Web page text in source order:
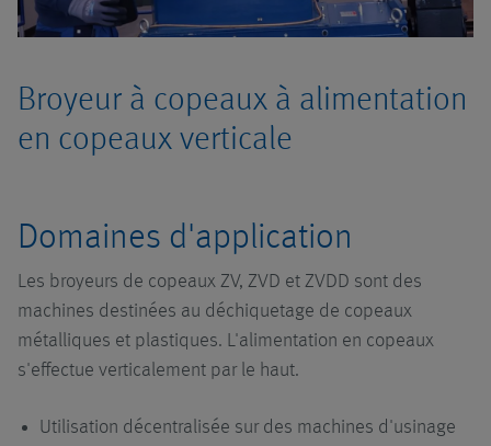
copeaux
prestations de
service
Broyeur à copeaux à alimentation
en copeaux verticale
Domaines d'application
Les broyeurs de copeaux ZV, ZVD et ZVDD sont des
machines destinées au déchiquetage de copeaux
métalliques et plastiques. L'alimentation en copeaux
s'effectue verticalement par le haut.
Utilisation décentralisée sur des machines d'usinage